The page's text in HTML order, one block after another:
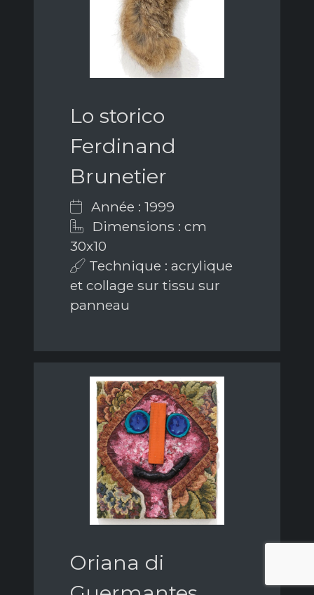
Lo storico
Ferdinand
Brunetier
Année : 1999
Dimensions : cm
30x10
Technique : acrylique
et collage sur tissu sur
panneau
Oriana di